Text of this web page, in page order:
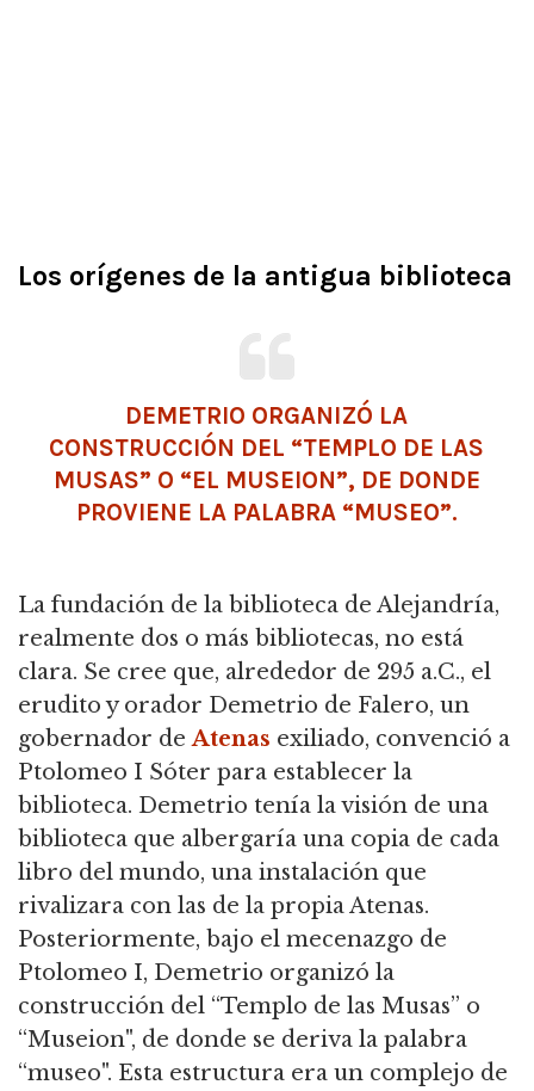
Los orígenes de la antigua biblioteca
DEMETRIO ORGANIZÓ LA
CONSTRUCCIÓN DEL “TEMPLO DE LAS
MUSAS” O “EL MUSEION”, DE DONDE
PROVIENE LA PALABRA “MUSEO”.
La fundación de la biblioteca de Alejandría,
realmente dos o más bibliotecas, no está
clara. Se cree que, alrededor de 295 a.C., el
erudito y orador Demetrio de Falero, un
gobernador deAtenas exiliado, convenció a
Ptolomeo I Sóter para establecer la
biblioteca. Demetrio tenía la visión de una
biblioteca que albergaría una copia de cada
libro del mundo, una instalación que
rivalizara con las de la propia Atenas.
Posteriormente, bajo el mecenazgo de
Ptolomeo I, Demetrio organizó la
construcción del “Templo de las Musas” o
“Museion", de donde se deriva la palabra
“museo". Esta estructura era un complejo de